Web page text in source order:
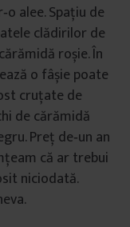
alee. Spaţiu de
clădirilor de
roșie. În
o fâșie poate
cruţate de
de cărămidă
Preţ de‑un an
că ar trebui
niciodată.